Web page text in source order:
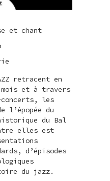
et chant
retracent en
et à travers
concerts, les
l’épopée du
du Bal
elles est
d’épisodes
du jazz.